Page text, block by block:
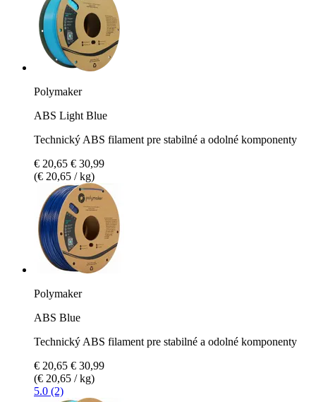
Polymaker
ABS Light Blue
Technický ABS filament pre stabilné a odolné komponenty
€ 20,65 € 30,99
(€ 20,65 / kg)
Polymaker
ABS Blue
Technický ABS filament pre stabilné a odolné komponenty
€ 20,65 € 30,99
(€ 20,65 / kg)
5.0 (2)